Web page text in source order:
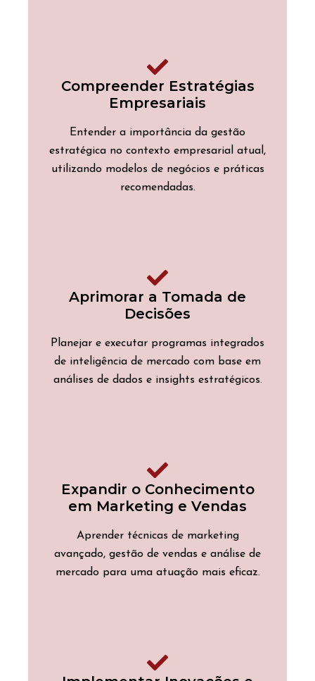
Compreender Estratégias
Empresariais
Entender a importância da gestão
estratégica no contexto empresarial atual,
utilizando modelos de negócios e práticas
recomendadas.
Aprimorar a Tomada de
Decisões
Planejar e executar programas integrados
de inteligência de mercado com base em
análises de dados e insights estratégicos.
Expandir o Conhecimento
em Marketing e Vendas
Aprender técnicas de marketing
avançado, gestão de vendas e análise de
mercado para uma atuação mais eficaz.